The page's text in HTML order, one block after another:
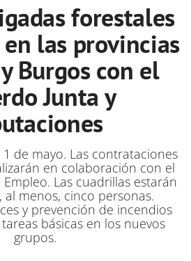
forestales
las provincias
Burgos con el
Junta y
de mayo. Las contrataciones
en colaboración con el
Las cuadrillas estarán
al menos, cinco personas.
y prevención de incendios
básicas en los nuevos
grupos.